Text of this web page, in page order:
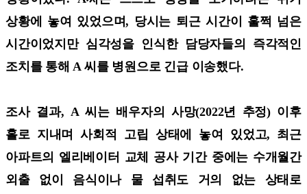
상황에 놓여 있었으며, 당시는 퇴근 시간이 훌쩍 넘은
시간이었지만 심각성을 인식한 담당자들의 즉각적인
조치를 통해 A 씨를 병원으로 긴급 이송했다.
조사 결과, A 씨는 배우자의 사망(2022년 추정) 이후
홀로 지내며 사회적 고립 상태에 놓여 있었고, 최근
아파트의 엘리베이터 교체 공사 기간 중에는 수개월간
외출 없이 음식이나 물 섭취도 거의 없는 상태로